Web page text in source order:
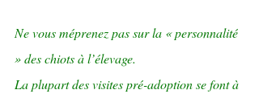
Ne vous méprenez pas sur la « personnalité
» des chiots à l’élevage.
La plupart des visites pré-adoption se font à